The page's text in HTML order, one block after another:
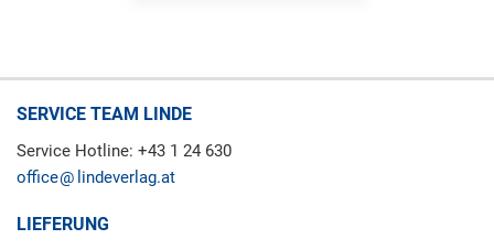
SERVICE TEAM LINDE
Service Hotline: +43 1 24 630
office
lindeverlag.at
LIEFERUNG